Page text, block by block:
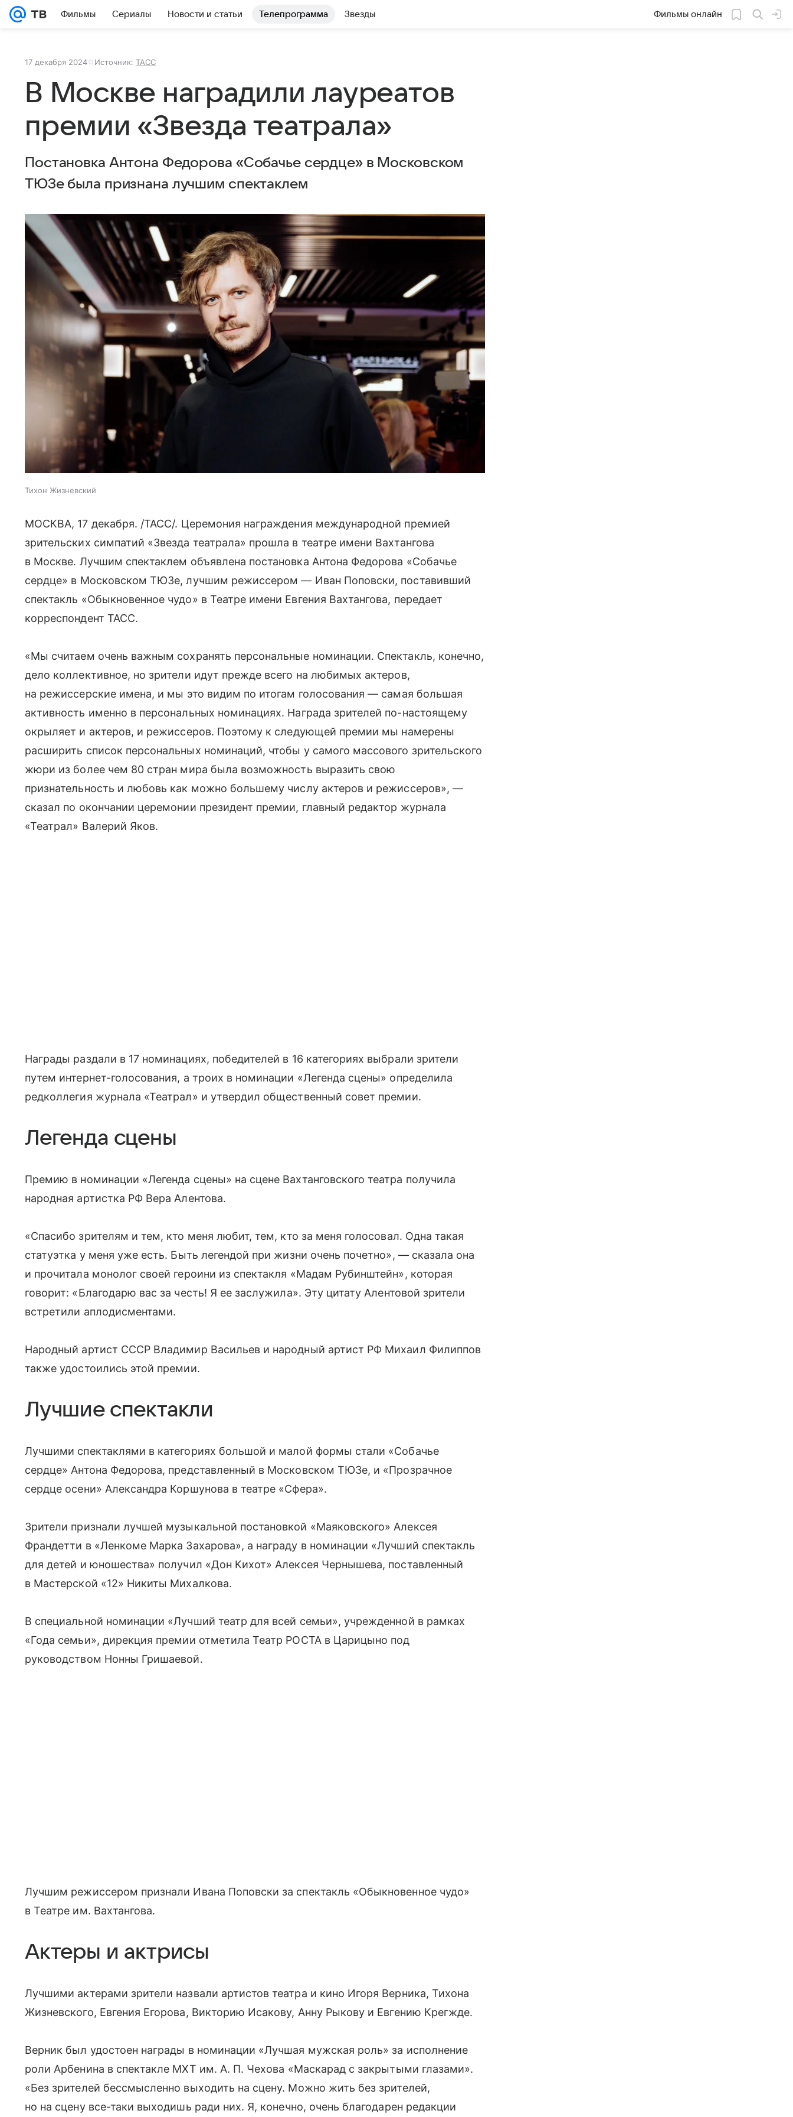
Фильмы Сериалы Новости и статьи Телепрограмма Звезды Фильмы онлайн
17 декабря 2024 Источник: ТАСС
В Москве наградили лауреатов
премии «Звезда театрала»
Постановка Антона Федорова «Собачье сердце» в Московском
ТЮЗе была признана лучшим спектаклем
Тихон Жизневский
МОСКВА, 17 декабря. /ТАСС/. Церемония награждения международной премией
зрительских симпатий «Звезда театрала» прошла в театре имени Вахтангова
в Москве. Лучшим спектаклем объявлена постановка Антона Федорова «Собачье
сердце» в Московском ТЮЗе, лучшим режиссером — Иван Поповски, поставивший
спектакль «Обыкновенное чудо» в Театре имени Евгения Вахтангова, передает
корреспондент ТАСС.
«Мы считаем очень важным сохранять персональные номинации. Спектакль, конечно,
дело коллективное, но зрители идут прежде всего на любимых актеров,
на режиссерские имена, и мы это видим по итогам голосования — самая большая
активность именно в персональных номинациях. Награда зрителей по-настоящему
окрыляет и актеров, и режиссеров. Поэтому к следующей премии мы намерены
расширить список персональных номинаций, чтобы у самого массового зрительского
жюри из более чем 80 стран мира была возможность выразить свою
признательность и любовь как можно большему числу актеров и режиссеров», —
сказал по окончании церемонии президент премии, главный редактор журнала
«Театрал» Валерий Яков.
Награды раздали в 17 номинациях, победителей в 16 категориях выбрали зрители
путем интернет-голосования, а троих в номинации «Легенда сцены» определила
редколлегия журнала «Театрал» и утвердил общественный совет премии.
Легенда сцены
Премию в номинации «Легенда сцены» на сцене Вахтанговского театра получила
народная артистка РФ Вера Алентова.
«Спасибо зрителям и тем, кто меня любит, тем, кто за меня голосовал. Одна такая
статуэтка у меня уже есть. Быть легендой при жизни очень почетно», — сказала она
и прочитала монолог своей героини из спектакля «Мадам Рубинштейн», которая
говорит: «Благодарю вас за честь! Я ее заслужила». Эту цитату Алентовой зрители
встретили аплодисментами.
Народный артист СССР Владимир Васильев и народный артист РФ Михаил Филиппов
также удостоились этой премии.
Лучшие спектакли
Лучшими спектаклями в категориях большой и малой формы стали «Собачье
сердце» Антона Федорова, представленный в Московском ТЮЗе, и «Прозрачное
сердце осени» Александра Коршунова в театре «Сфера».
Зрители признали лучшей музыкальной постановкой «Маяковского» Алексея
Франдетти в «Ленкоме Марка Захарова», а награду в номинации «Лучший спектакль
для детей и юношества» получил «Дон Кихот» Алексея Чернышева, поставленный
в Мастерской «12» Никиты Михалкова.
В специальной номинации «Лучший театр для всей семьи», учрежденной в рамках
«Года семьи», дирекция премии отметила Театр РОСТА в Царицыно под
руководством Нонны Гришаевой.
Лучшим режиссером признали Ивана Поповски за спектакль «Обыкновенное чудо»
в Театре им. Вахтангова.
Актеры и актрисы
Лучшими актерами зрители назвали артистов театра и кино Игоря Верника, Тихона
Жизневского, Евгения Егорова, Викторию Исакову, Анну Рыкову и Евгению Крегжде.
Верник был удостоен награды в номинации «Лучшая мужская роль» за исполнение
роли Арбенина в спектакле МХТ им. А. П. Чехова «Маскарад с закрытыми глазами».
«Без зрителей бессмысленно выходить на сцену. Можно жить без зрителей,
но на сцену все-таки выходишь ради них. Я, конечно, очень благодарен редакции